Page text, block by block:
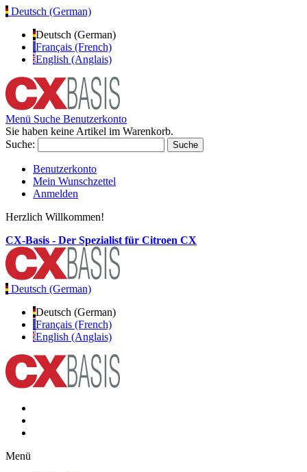
Deutsch (German)
Deutsch (German)
Français (French)
English (Anglais)
Menü Suche Benutzerkonto
Sie haben keine Artikel im Warenkorb.
Suche:
Suche
Benutzerkonto
Mein Wunschzettel
Anmelden
Herzlich Willkommen!
CX-Basis - Der Spezialist für Citroen CX
Deutsch (German)
Deutsch (German)
Français (French)
English (Anglais)
Menü